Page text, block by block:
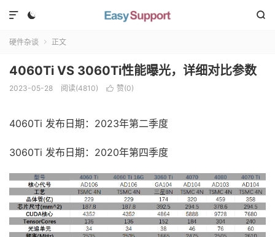
 

硬件杂谈  正文
4060Ti VS 3060Ti性能曝光，详细对比参数
2023-05-28 阅读(4810)  赞(0)
4060Ti 发布日期：2023年第二季度
3060Ti 发布日期：2020年第四季度